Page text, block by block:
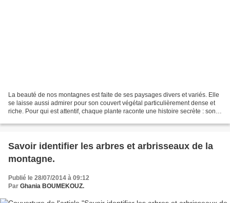
La beauté de nos montagnes est faite de ses paysages divers et variés. Elle
se laisse aussi admirer pour son couvert végétal particulièrement dense et
riche. Pour qui est attentif, chaque plante raconte une histoire secrète : son
Savoir identifier les arbres et arbrisseaux de la
montagne.
Publié le 28/07/2014 à 09:12
Par Ghania BOUMEKOUZ.